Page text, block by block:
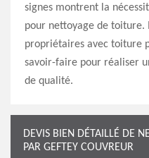
signes montrent la
pour nettoyage de toiture.
propriétaires avec toiture
savoir-faire pour réaliser
de qualité.
DEVIS BIEN DÉTAILLÉ DE
PAR GEFTEY COUVREUR